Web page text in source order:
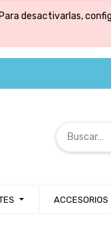
desactivarlas,
ACCESORIOS